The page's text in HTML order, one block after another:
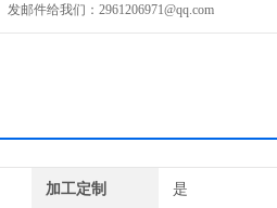
发邮件给我们：2961206971@qq.com
加工定制 是